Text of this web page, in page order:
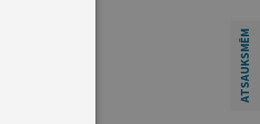
ATSAUKSMĒM